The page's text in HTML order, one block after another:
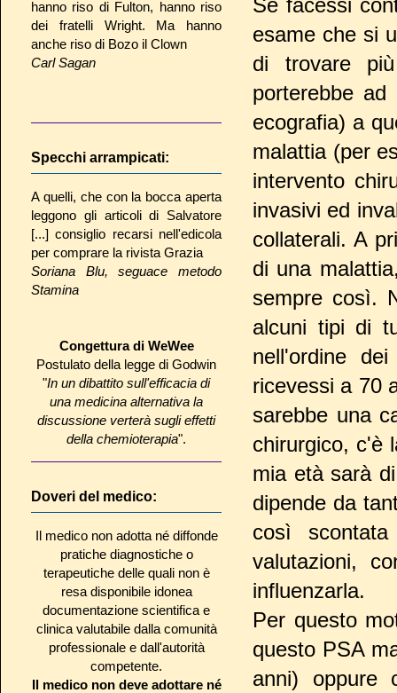
Se facessi
esame che si
di trovare
porterebbe
ecografia) a
malattia (per
intervento
invasivi ed
collaterali. A
di una
sempre così.
alcuni tipi di
nell'ordine
ricevessi a 70
sarebbe una
chirurgico, c'è
mia età sarà
dipende da
così
valutazioni,
influenzarla.
Per questo
questo PSA
anni) oppure
hanno riso di Fulton, hanno riso
dei fratelli Wright. Ma hanno
anche riso di Bozo il Clown
Carl Sagan
Specchi arrampicati:
A quelli, che con la bocca aperta
leggono gli articoli di Salvatore
[...] consiglio recarsi nell'edicola
per comprare la rivista Grazia
Soriana Blu, seguace metodo
Stamina
Congettura di WeWee
Postulato della legge di Godwin
"In un dibattito sull'efficacia di
una medicina alternativa la
discussione verterà sugli effetti
della chemioterapia".
Doveri del medico:
Il medico non adotta né diffonde
pratiche diagnostiche o
terapeutiche delle quali non è
resa disponibile idonea
documentazione scientifica e
clinica valutabile dalla comunità
professionale e dall'autorità
competente.
Il medico non deve adottare né